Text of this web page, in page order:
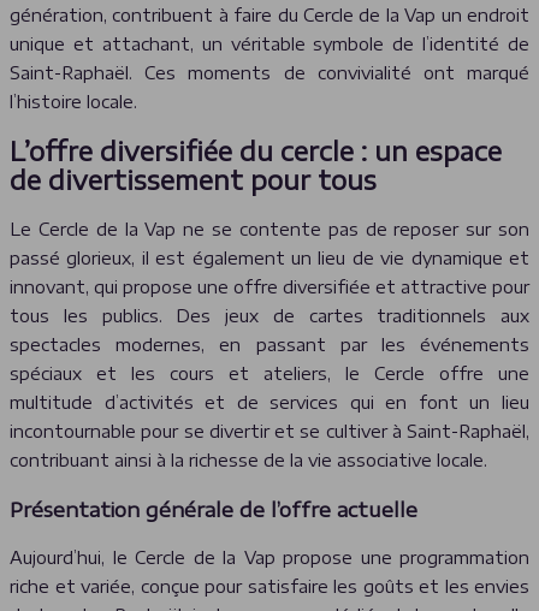
génération, contribuent à faire du Cercle de la Vap un endroit
unique et attachant, un véritable symbole de l’identité de
Saint-Raphaël. Ces moments de convivialité ont marqué
l’histoire locale.
L’offre diversifiée du cercle : un espace
de divertissement pour tous
Le Cercle de la Vap ne se contente pas de reposer sur son
passé glorieux, il est également un lieu de vie dynamique et
innovant, qui propose une offre diversifiée et attractive pour
tous les publics. Des jeux de cartes traditionnels aux
spectacles modernes, en passant par les événements
spéciaux et les cours et ateliers, le Cercle offre une
multitude d’activités et de services qui en font un lieu
incontournable pour se divertir et se cultiver à Saint-Raphaël,
contribuant ainsi à la richesse de la vie associative locale.
Présentation générale de l’offre actuelle
Aujourd’hui, le Cercle de la Vap propose une programmation
riche et variée, conçue pour satisfaire les goûts et les envies